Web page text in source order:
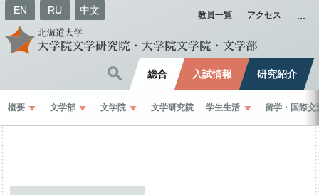
EN RU 中文 教員一覧 アクセス
総合 入試情報 研究紹介
概要 文学部 文学院 文学研究院 学生生活 留学 ・ 国際交